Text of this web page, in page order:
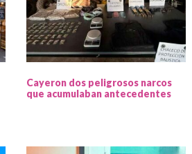
Cayeron dos peligrosos narcos
que acumulaban antecedentes